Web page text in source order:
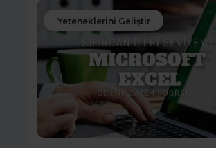
Yeteneklerini Geliştir